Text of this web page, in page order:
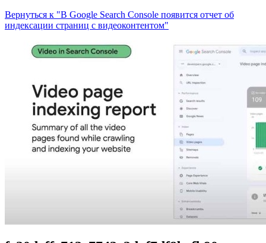
Вернуться к "В Google Search Console появится отчет об
индексации страниц с видеоконтентом"